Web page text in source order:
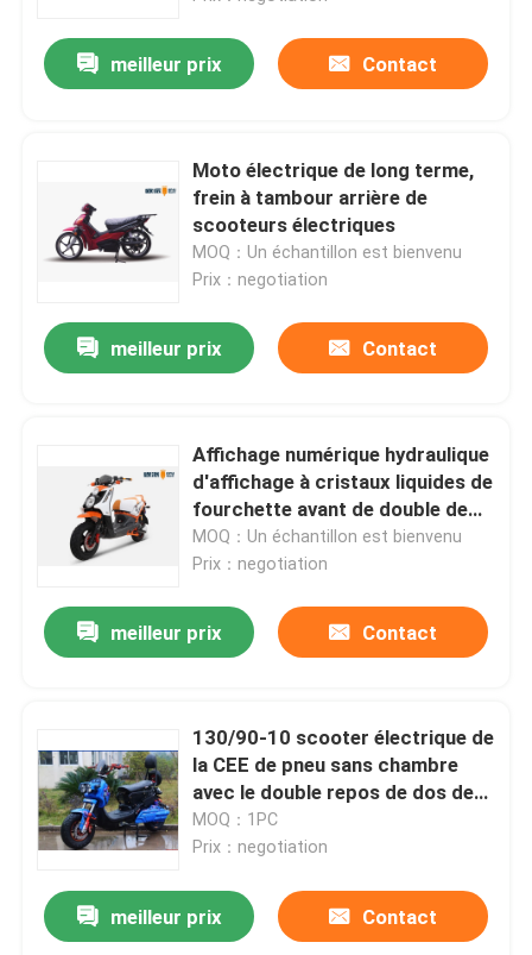
meilleur prix Contact
Moto électrique de long terme,
frein à tambour arrière de
scooteurs électriques
MOQ：Un échantillon est bienvenu
Prix：negotiation
meilleur prix Contact
Affichage numérique hydraulique
d'affichage à cristaux liquides de
fourchette avant de double de
phare de la CEE huile électrique
de scooter
MOQ：Un échantillon est bienvenu
Prix：negotiation
meilleur prix Contact
130/90-10 scooter électrique de
la CEE de pneu sans chambre
avec le double repos de dos de
phare
MOQ：1PC
Prix：negotiation
meilleur prix Contact